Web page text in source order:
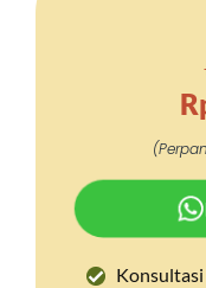
Konsultasi